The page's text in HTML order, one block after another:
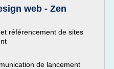
web - Zen
référencement de sites
de lancement